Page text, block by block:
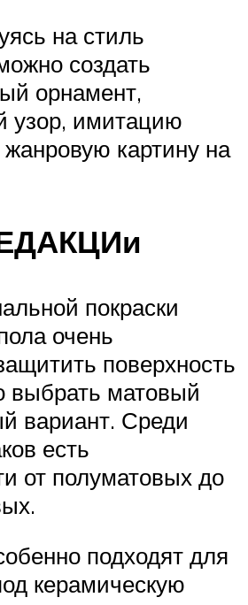
на стиль
создать
орнамент,
узор, имитацию
картину на
покраски
очень
поверхность
выбрать матовый
вариант. Среди
есть
от полуматовых до
подходят для
керамическую